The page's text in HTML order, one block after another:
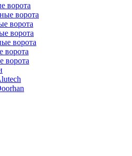
ворота
ворота
ворота
ворота
ворота
ворота
ворота